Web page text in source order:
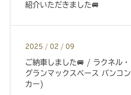
紹介いただきました🚐
2025 / 02 / 09
ご納車しました🚐 / ラクネル
グランマックスベース バンコ
カー)